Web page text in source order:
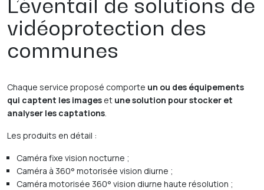
vidéoprotection des
communes
Chaque service proposé comporte un ou des équipements
qui captent les images et une solution pour stocker et
analyser les captations.
Les produits en détail :
Caméra fixe vision nocturne ;
Caméra à 360° motorisée vision diurne ;
Caméra motorisée 360° vision diurne haute résolution ;